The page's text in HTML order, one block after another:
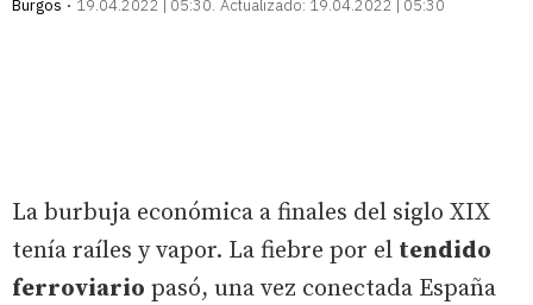
Burgos
19.04.2022 | 05:30 Actualizado: 19.04.2022 | 05:30
La burbuja económica a finales del siglo XIX
tenía raíles y vapor. La fiebre por el tendido
ferroviario pasó, una vez conectada España